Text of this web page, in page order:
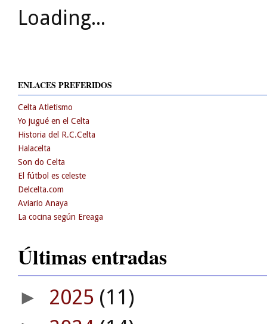
Loading...
ENLACES PREFERIDOS
Celta Atletismo
Yo jugué en el Celta
Historia del R.C.Celta
Halacelta
Son do Celta
El fútbol es celeste
Delcelta.com
Aviario Anaya
La cocina según Ereaga
Últimas entradas
► 2025 (11)